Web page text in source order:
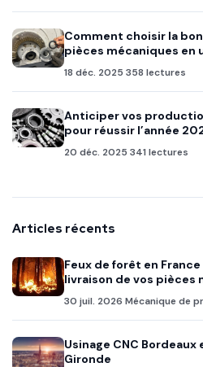
Comment choisir la
pièces mécaniques en
18 déc. 2025 358 lectures
Anticiper vos
pour réussir l’année
20 déc. 2025 341 lectures
Articles récents
Feux de forêt en
livraison de vos pièces
30 juil. 2026 Mécanique de
Usinage CNC
Gironde